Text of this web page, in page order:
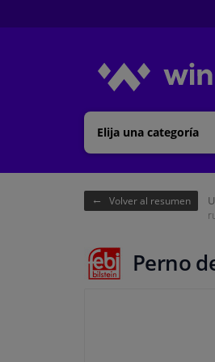
Elija una categoría
Volver al resumen
Perno